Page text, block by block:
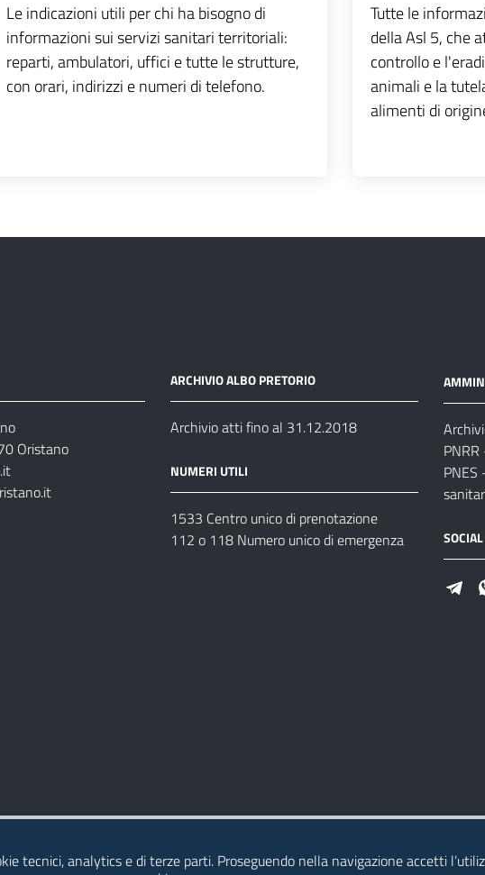
Le indicazioni utili per chi ha bisogno di
informazioni sui servizi sanitari territoriali:
reparti, ambulatori, uffici e tutte le strutture,
con orari, indirizzi e numeri di telefono.
Tutte le
della Asl 5, che
controllo e
animali e la
alimenti di
Oristano
ARCHIVIO ALBO PRETORIO
Archivio atti fino al 31.12.2018
NUMERI UTILI
1533 Centro unico di prenotazione
112 o 118 Numero unico di emergenza
SOCIAL
tecnici, analytics e di terze parti. Proseguendo nella navigazione accetti